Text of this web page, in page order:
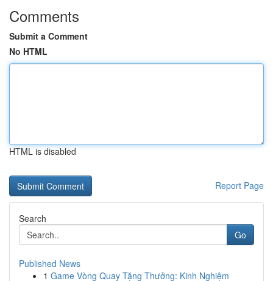
Comments
Submit a Comment
No HTML
HTML is disabled
Report Page
Search
Go
Published News
1 Game Vòng Quay Tặng Thưởng: Kinh Nghiệm